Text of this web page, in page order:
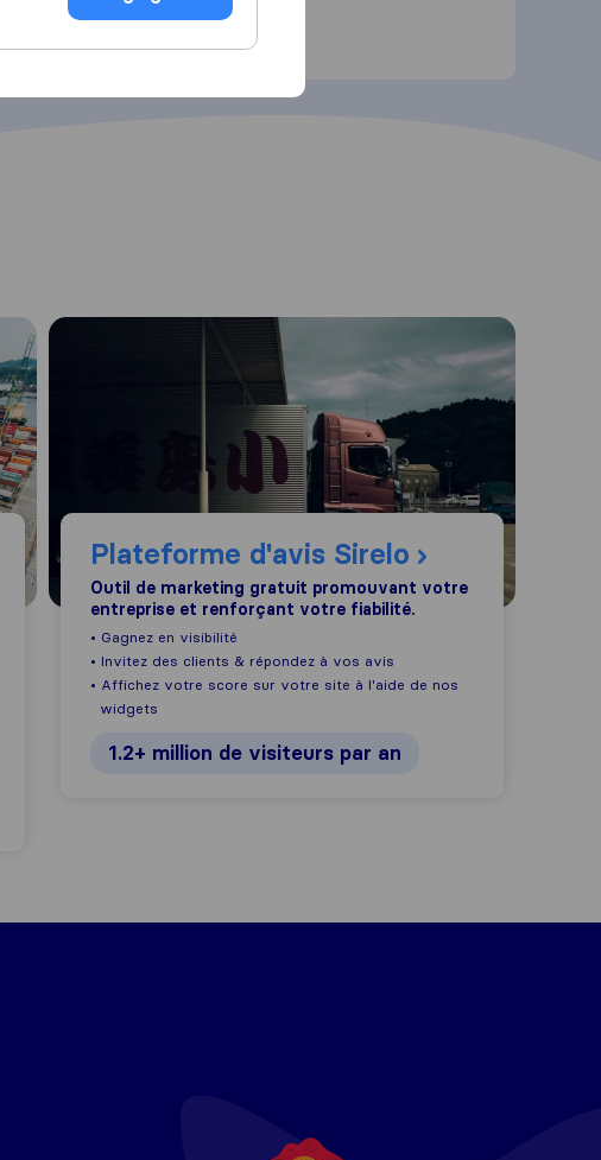
Plateforme d'avis Sirelo
Outil de marketing gratuit promouvant votre
entreprise et renforçant votre fiabilité.
• Gagnez en visibilité
• Invitez des clients & répondez à vos avis
• Affichez votre score sur votre site à l'aide de nos
widgets
1.2+ million de visiteurs par an